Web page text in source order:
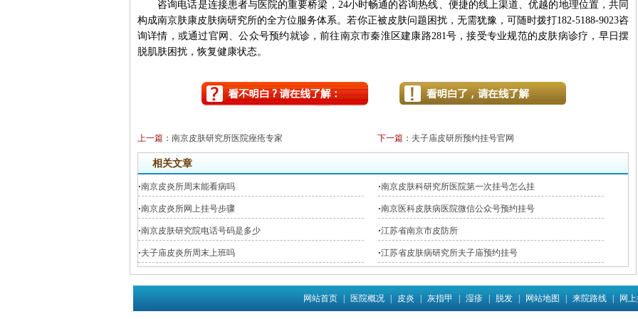
咨询电话是连接患者与医院的重要桥梁，24小时畅通的咨询热线、便捷的线上渠道、优越的地理位置，共同
构成南京肤康皮肤病研究所的全方位服务体系。若你正被皮肤问题困扰，无需犹豫，可随时拨打182-5188-9023咨
询详情，或通过官网、公众号预约就诊，前往南京市秦淮区建康路281号，接受专业规范的皮肤病诊疗，早日摆
脱肌肤困扰，恢复健康状态。
上一篇： 南京皮肤研究所医院痤疮专家 下一篇： 夫子庙皮研所预约挂号官网
相关文章
·南京皮炎所周末能看病吗 ·南京皮肤科研究所医院第一次挂号怎么挂
·南京皮炎所网上挂号步骤 ·南京医科皮肤病医院微信公众号预约挂号
·南京皮肤研究院电话号码是多少 ·江苏省南京市皮防所
·夫子庙皮炎所周末上班吗 ·江苏省皮肤病研究所夫子庙预约挂号
网站首页 医院概况 皮炎 灰指甲 湿疹 脱发 网站地图 来院路线 网